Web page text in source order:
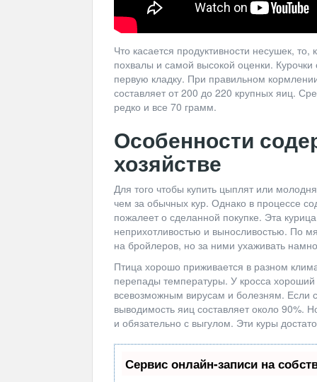
Что касается продуктивности несушек,
похвалы и самой высокой оценки.
первую кладку. При правильном
составляет от 200 до 220 крупных яиц.
редко и все 70 грамм.
Особенности
хозяйстве
Для того чтобы купить цыплят или
чем за обычных кур. Однако в процессе
пожалеет о сделанной покупке. Эта
неприхотливостью и выносливостью. По
на бройлеров, но за ними ухаживать
Птица хорошо приживается в разном
перепады температуры. У кросса
всевозможным вирусам и болезням. Если
выводимость яиц составляет около 90%.
и обязательно с выгулом. Эти куры
Сервис онлайн-записи на